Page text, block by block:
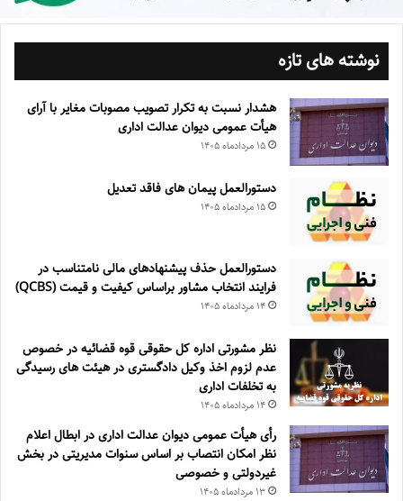
نوشته های تازه
هشدار نسبت به تکرار تصویب مصوبات مغایر با آرای
هیأت عمومی دیوان عدالت اداری
۱۵ مرداد‌ماه ۱۴۰۵
دستورالعمل پیمان های فاقد تعدیل
۱۵ مرداد‌ماه ۱۴۰۵
دستورالعمل حذف پيشنهادهای مالی نامتناسب در
فرايند انتخاب مشاور براساس كيفيت و قيمت (QCBS)
۱۴ مرداد‌ماه ۱۴۰۵
نظر مشورتی اداره کل حقوقی قوه قضائیه در خصوص
عدم لزوم اخذ وکیل دادگستری در هیئت های رسیدگی
به تخلفات اداری
۱۴ مرداد‌ماه ۱۴۰۵
رأی هیأت عمومی دیوان عدالت اداری در ابطال اعلام
نظر امکان انتصاب بر اساس سنوات مدیریتی در بخش
غیردولتی و خصوصی
۱۳ مرداد‌ماه ۱۴۰۵